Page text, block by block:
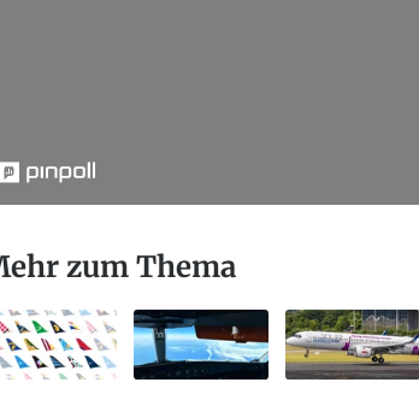
zum Thema